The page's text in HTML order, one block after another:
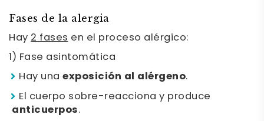
Fases de la alergia
Hay2 fasesen el proceso alérgico:
1) Fase asintomática
Hay unaexposición al alérgeno.
El cuerpo sobre-reacciona y produce
anticuerpos.